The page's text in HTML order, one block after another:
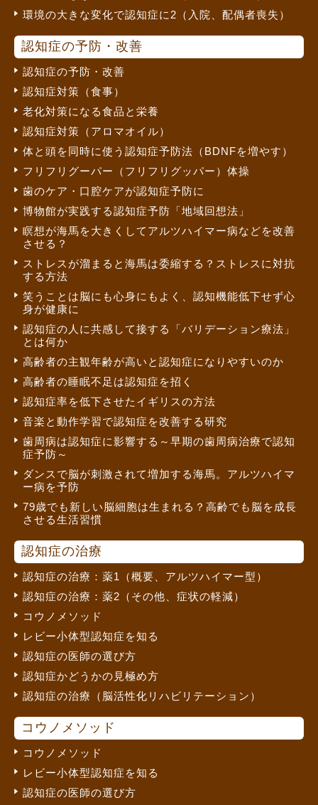
環境の大きな変化で認知症に2（入院、配偶者喪失）
認知症の予防・改善
認知症の予防・改善
認知症対策（食事）
老化対策になる食品と栄養
認知症対策（アロマオイル）
体と頭を同時に使う認知症予防法（BDNFを増やす）
フリフリグーパー（フリフリグッパー）体操
歯のケア・口腔ケアが認知症予防に
博物館が実践する認知症予防「地域回想法」
瞑想が海馬を大きくしてアルツハイマー病などを改善
させる？
ストレスが溜まると海馬は委縮する？ストレスに対抗
する方法
笑うことは脳にも心身にもよく、認知機能低下せず心
身が健康に
認知症の人に共感して接する「バリデーション療法」
とは何か
高齢者の主観年齢が高いと認知症になりやすいのか
高齢者の睡眠不足は認知症を招く
認知症率を低下させたイギリスの方法
音楽と動作学習で認知症を改善する研究
歯周病は認知症に影響する～早期の歯周病治療で認知
症予防～
ダンスで脳が刺激されて増加する海馬。アルツハイマ
ー病を予防
79歳でも新しい脳細胞は生まれる？高齢でも脳を成長
させる生活習慣
認知症の治療
認知症の治療：薬1（概要、アルツハイマー型）
認知症の治療：薬2（その他、症状の軽減）
コウノメソッド
レビー小体型認知症を知る
認知症の医師の選び方
認知症かどうかの見極め方
認知症の治療（脳活性化リハビリテーション）
コウノメソッド
コウノメソッド
レビー小体型認知症を知る
認知症の医師の選び方